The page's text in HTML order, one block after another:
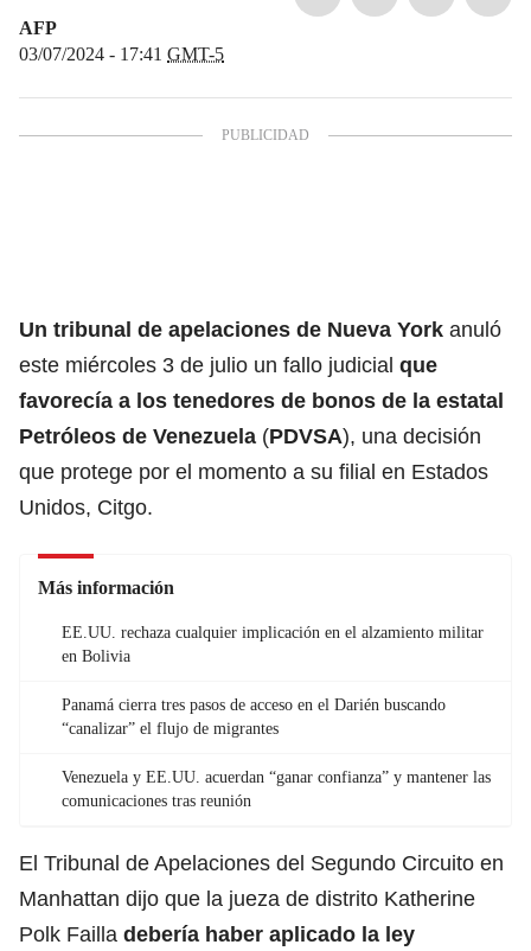
AFP
03/07/2024 - 17:41 GMT-5
Un tribunal de apelaciones de Nueva York anuló
este miércoles 3 de julio un fallo judicial que
favorecía a los tenedores de bonos de la estatal
Petróleos de Venezuela (PDVSA), una decisión
que protege por el momento a su filial en Estados
Unidos, Citgo.
Más información
EE.UU. rechaza cualquier implicación en el alzamiento militar
en Bolivia
Panamá cierra tres pasos de acceso en el Darién buscando
“canalizar” el flujo de migrantes
Venezuela y EE.UU. acuerdan “ganar confianza” y mantener las
comunicaciones tras reunión
El Tribunal de Apelaciones del Segundo Circuito en
Manhattan dijo que la jueza de distrito Katherine
Polk Failla debería haber aplicado la ley